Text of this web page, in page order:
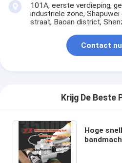
101A, eerste verdieping,
industriële zone, Shapuwei
straat, Baoan district,
Contact nu
Krijg De Beste
Hoge